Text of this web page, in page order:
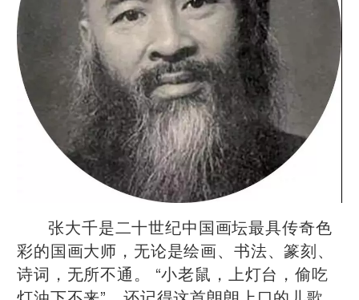
张大千是二十世纪中国画坛最具传奇色
彩的国画大师，无论是绘画、书法、篆刻、
诗词，无所不通。 “小老鼠，上灯台，偷吃